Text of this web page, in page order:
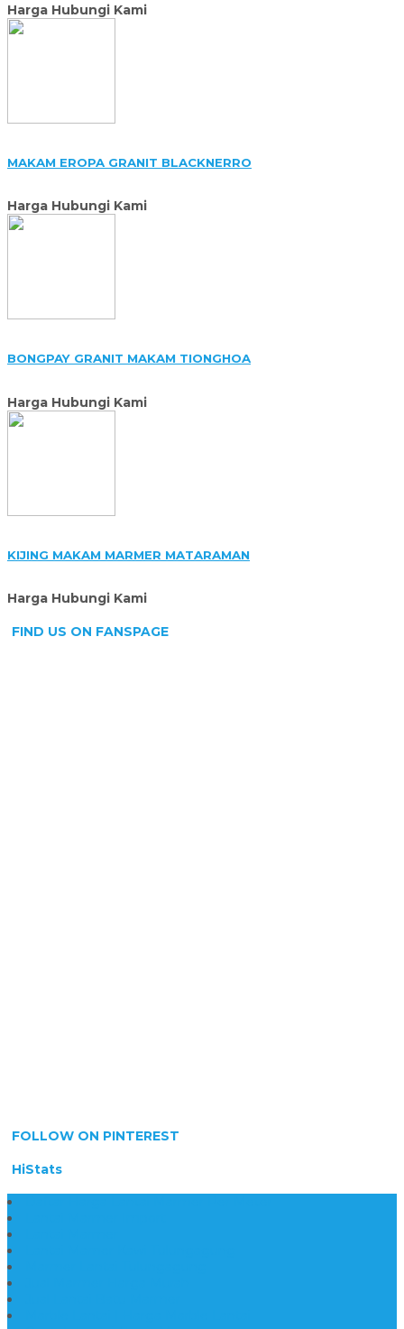
Harga Hubungi Kami
MAKAM EROPA GRANIT BLACKNERRO
Harga Hubungi Kami
BONGPAY GRANIT MAKAM TIONGHOA
Harga Hubungi Kami
KIJING MAKAM MARMER MATARAMAN
Harga Hubungi Kami
FIND US ON FANSPAGE
FOLLOW ON PINTEREST
HiStats